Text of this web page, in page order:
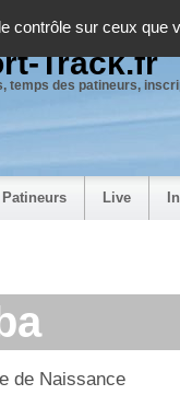
contrôle sur ceux que
Track.fr
temps des patineurs,
Patineurs Live
de Naissance